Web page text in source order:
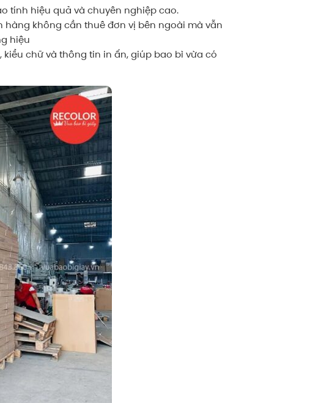
tính hiệu quả và chuyên nghiệp cao.
hàng không cần thuê đơn vị bên ngoài mà vẫn
hiệu
kiểu chữ và thông tin in ấn, giúp bao bì vừa có